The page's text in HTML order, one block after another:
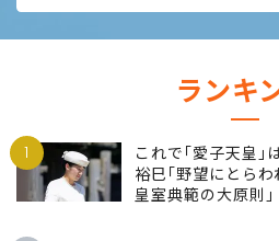
ランキ
1
これで｢愛子天皇｣
裕巳｢野望にとら
皇室典範の大原則｣